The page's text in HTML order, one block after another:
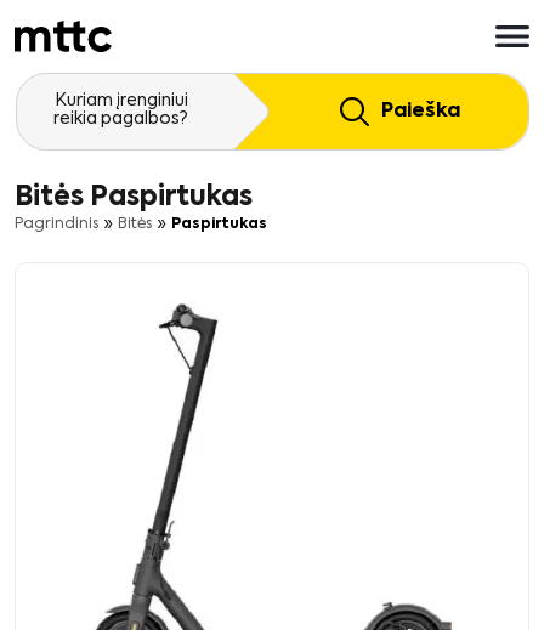
prie
pagrindinio
turinioKuriam įrenginiui
reikia pagalbos?
Paieška
Bitės Paspirtukas
Pagrindinis » Bitės » Paspirtukas